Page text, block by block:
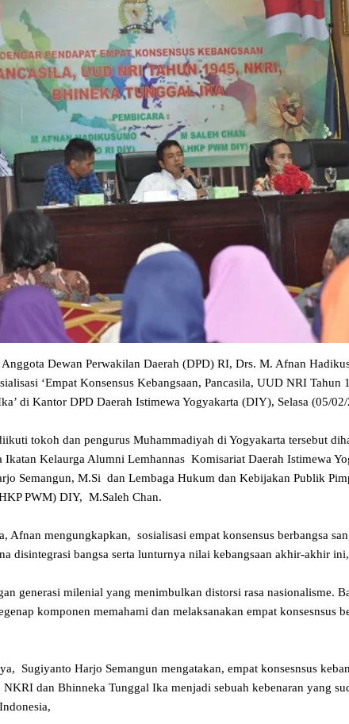
Anggota Dewan Perwakilan Daerah (DPD) RI, Drs. M. Afnan
‘Empat Konsensus Kebangsaan, Pancasila, UUD NRI Tahun
di Kantor DPD Daerah Istimewa Yogyakarta (DIY), Selasa (05/
tokoh dan pengurus Muhammadiyah di Yogyakarta tersebut
Ikatan Kelaurga Alumni Lemhannas Komisariat Daerah Istimewa
Semangun, M.Si dan Lembaga Hukum dan Kebijakan Publik
PWM) DIY, M.Saleh Chan.
Afnan mengungkapkan, sosialisasi empat konsensus berbangsa
disintegrasi bangsa serta lunturnya nilai kebangsaan akhir-akhir ini,
generasi milenial yang menimbulkan distorsi rasa nasionalisme.
komponen memahami dan melaksanakan empat konsesnsus
Sugiyanto Harjo Semangun mengatakan, empat konsesnsus
NKRI dan Bhinneka Tunggal Ika menjadi sebuah kebenaran yang